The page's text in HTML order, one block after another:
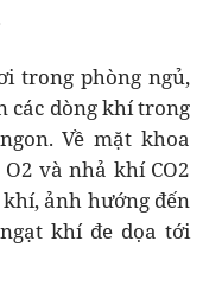
trong phòng ngủ,
các dòng khí trong
Về mặt khoa
và nhả khí CO2
ảnh hướng đến
khí đe dọa tới